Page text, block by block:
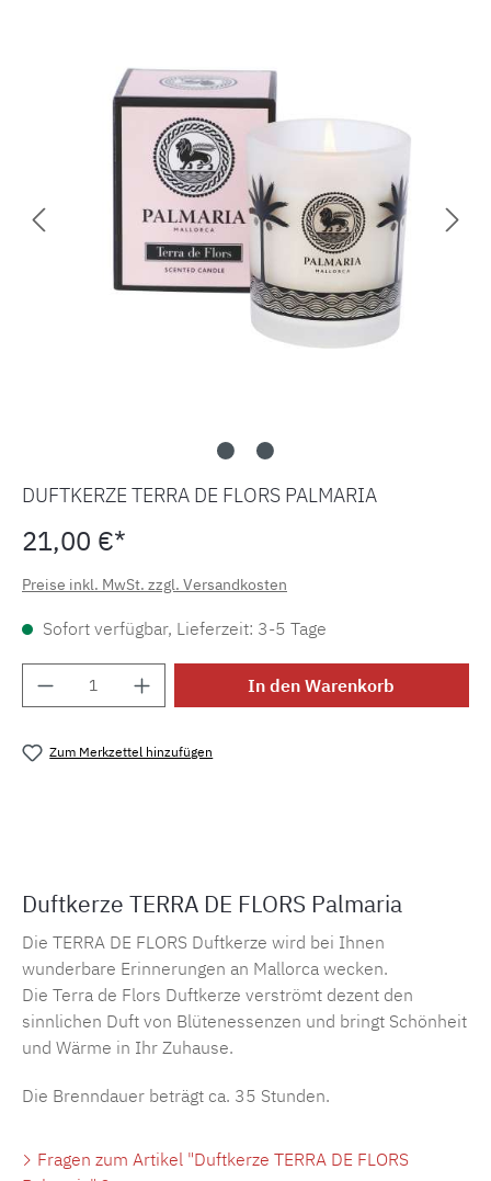
DUFTKERZE TERRA DE FLORS PALMARIA
21,00 €*
Preise inkl. MwSt. zzgl. Versandkosten
Sofort verfügbar, Lieferzeit: 3-5 Tage
Produkt Anzahl: Gib den gewünschten
In den Warenkorb
Zum Merkzettel hinzufügen
Duftkerze TERRA DE FLORS Palmaria
Die TERRA DE FLORS Duftkerze wird bei Ihnen
wunderbare Erinnerungen an Mallorca wecken.
Die Terra de Flors Duftkerze verströmt dezent den
sinnlichen Duft von Blütenessenzen und bringt Schönheit
und Wärme in Ihr Zuhause.
Die Brenndauer beträgt ca. 35 Stunden.
Fragen zum Artikel "Duftkerze TERRA DE FLORS